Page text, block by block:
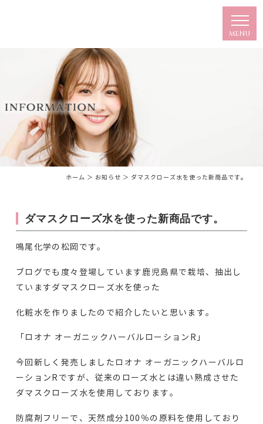
ホーム ＞ お知らせ ＞ ダマスクローズ水を使った新商品です。
ダマスクローズ水を使った新商品です。
鳴尾化学の松岡です。
ブログでも度々登場しています鹿児島県で栽培、抽出し
ていますダマスクローズ水を使った
化粧水を作りましたので紹介したいと思います。
「ロオナ オーガニックハーバルローションR」
今回新しく発売しましたロオナ オーガニックハーバルロ
ーションRですが、従来のローズ水とは違い熟成させた
ダマスクローズ水を使用しております。
防腐剤フリーで、天然成分100％の原料を使用しており